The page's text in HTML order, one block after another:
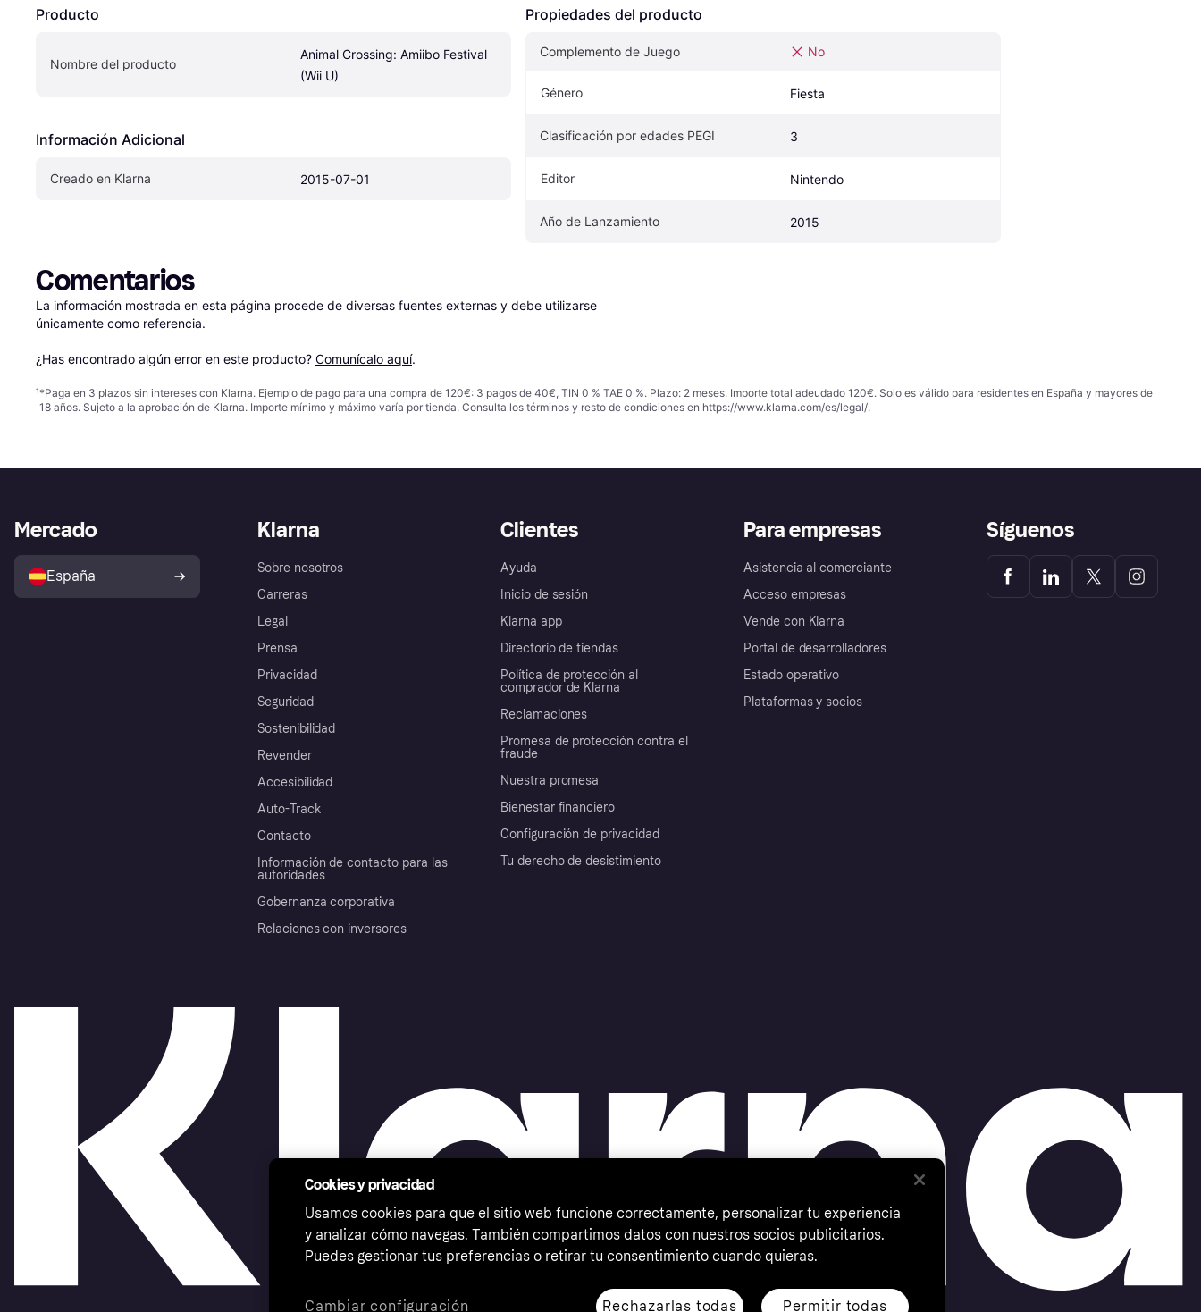
Producto
Nombre del producto
Animal Crossing: Amiibo Festival
(Wii U)
Información Adicional
Creado en Klarna 2015-07-01
Propiedades del producto
Complemento de Juego No
Género Fiesta
Clasificación por edades PEGI 3
Editor Nintendo
Año de Lanzamiento 2015
Comentarios
La información mostrada en esta página procede de diversas fuentes externas y debe utilizarse
únicamente como referencia.
¿Has encontrado algún error en este producto? Comunícalo aquí.
¹*Paga en 3 plazos sin intereses con Klarna. Ejemplo de pago para una compra de 120€: 3 pagos de 40€, TIN 0 % TAE 0 %. Plazo: 2 meses. Importe total adeudado 120€. Solo es válido para residentes en España y mayores de
18 años. Sujeto a la aprobación de Klarna. Importe mínimo y máximo varía por tienda. Consulta los términos y resto de condiciones en https://www.klarna.com/es/legal/.
Klarna
Sobre nosotros
Carreras
Legal
Prensa
Privacidad
Seguridad
Sostenibilidad
Revender
Accesibilidad
Auto-Track
Contacto
Información de contacto para las
autoridades
Gobernanza corporativa
Relaciones con inversores
Clientes
Ayuda
Inicio de sesión
Klarna app
Directorio de tiendas
Política de protección al
comprador de Klarna
Reclamaciones
Promesa de protección contra el
fraude
Nuestra promesa
Bienestar financiero
Configuración de privacidad
Tu derecho de desistimiento
Para empresas
Asistencia al comerciante
Acceso empresas
Vende con Klarna
Portal de desarrolladores
Estado operativo
Plataformas y socios
Mercado
España
Síguenos
Cookies y privacidad
Usamos cookies para que el sitio web funcione correctamente, personalizar tu experiencia
y analizar cómo navegas. También compartimos datos con nuestros socios publicitarios.
Puedes gestionar tus preferencias o retirar tu consentimiento cuando quieras.
Rechazarlas todas Permitir todas
Cambiar configuración